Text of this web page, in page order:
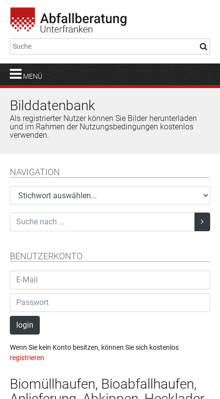
MENÜ
Bilddatenbank
Als registrierter Nutzer können Sie Bilder herunterladen
und im Rahmen der Nutzungsbedingungen kostenlos
verwenden.
NAVIGATION
BENUTZERKONTO
login
Wenn Sie kein Konto besitzen, können Sie sich kostenlos
registrieren
Biomüllhaufen, Bioabfallhaufen,